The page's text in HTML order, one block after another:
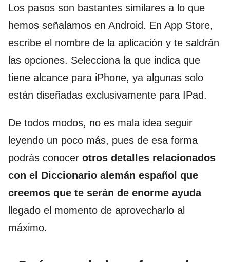
Los pasos son bastantes similares a lo que
hemos señalamos en Android. En App Store,
escribe el nombre de la aplicación y te saldrán
las opciones. Selecciona la que indica que
tiene alcance para iPhone, ya algunas solo
están diseñadas exclusivamente para IPad.
De todos modos, no es mala idea seguir
leyendo un poco más, pues de esa forma
podrás conocer otros detalles relacionados
con el Diccionario alemán español que
creemos que te serán de enorme ayuda
llegado el momento de aprovecharlo al
máximo.